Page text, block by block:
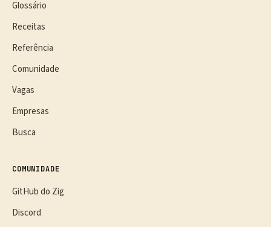
Glossário
Receitas
Referência
Comunidade
Vagas
Empresas
Busca
COMUNIDADE
GitHub do Zig
Discord